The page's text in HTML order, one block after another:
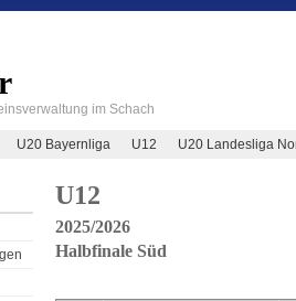
im Schach
U20 Bayernliga U12 U20 Landesliga
U12
2025/2026
Halbfinale Süd